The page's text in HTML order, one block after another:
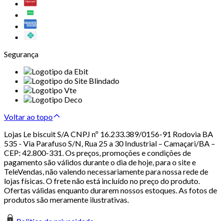
Segurança
Voltar ao topo
Lojas Le biscuit S/A CNPJ nº 16.233.389/0156-91 Rodovia BA
535 - Via Parafuso S/N, Rua 25 a 30 Industrial – Camaçari/BA –
CEP: 42.800-331. Os preços, promoções e condições de
pagamento são válidos durante o dia de hoje, para o site e
TeleVendas, não valendo necessariamente para nossa rede de
lojas físicas. O frete não está incluído no preço do produto.
Ofertas válidas enquanto durarem nossos estoques. As fotos de
produtos são meramente ilustrativas.